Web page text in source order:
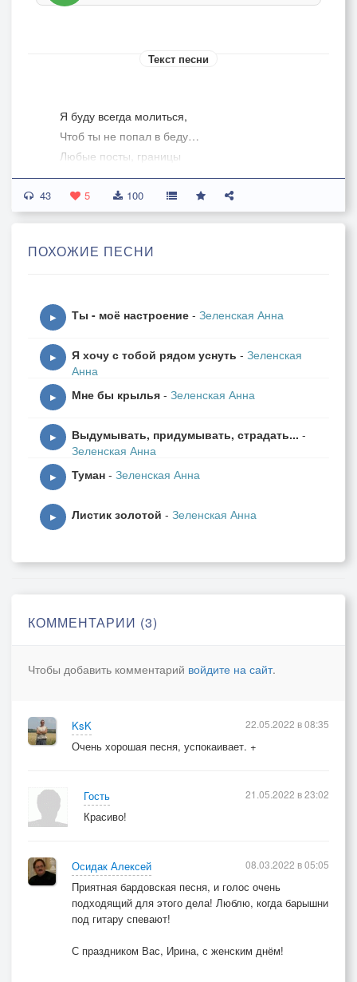
Текст песни
Я буду всегда молиться,
Чтоб ты не попал в беду…
Любые посты, границы
С молитвой легко пройду…
Я стану незримой тенью,
И, знай, вопреки сомненьям,
За каждый твой шаг неслышный
Молитвы мои Всевышний
Услышит, а ты поверь…
Кому-то добра в ответ,
То в небе над ним включаешь
Небесный волшебный свет…
И силой моей молитвы
Сквозь бури, дожди, туманы,
Ты снова придёшь домой…
Молитва моя с тобой…
43 5 100
ПОХОЖИЕ ПЕСНИ
▶ Ты - моё настроение - Зеленская Анна
▶ Я хочу с тобой рядом уснуть - Зеленская
Анна
▶ Мне бы крылья - Зеленская Анна
▶ Выдумывать, придумывать, страдать... -
Зеленская Анна
▶ Туман - Зеленская Анна
▶ Листик золотой - Зеленская Анна
КОММЕНТАРИИ (3)
Чтобы добавить комментарий войдите на сайт.
KsK
Очень хорошая песня, успокаивает. +
22.05.2022 в 08:35
Гость
Красиво!
21.05.2022 в 23:02
Осидак Алексей
Приятная бардовская песня, и голос очень
подходящий для этого дела! Люблю, когда барышни
под гитару спевают!
С праздником Вас, Ирина, с женским днём!
08.03.2022 в 05:05